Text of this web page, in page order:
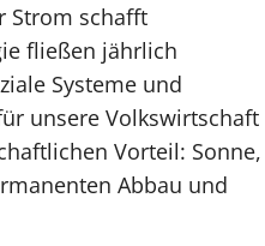
Strom schafft
fließen jährlich
Systeme und
unsere Volkswirtschaft
Vorteil: Sonne,
Abbau und